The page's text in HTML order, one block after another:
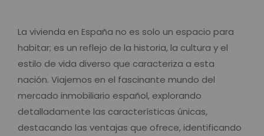
La vivienda en España no es solo un espacio para
habitar; es un reflejo de la historia, la cultura y el
estilo de vida diverso que caracteriza a esta
nación. Viajemos en el fascinante mundo del
mercado inmobiliario español, explorando
detalladamente las características únicas,
destacando las ventajas que ofrece, identificando